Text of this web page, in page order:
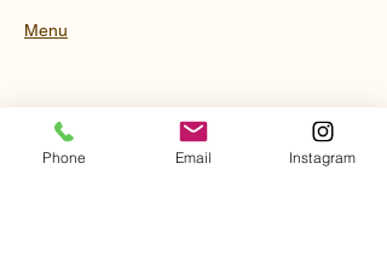
Menu
Phone Email Instagram